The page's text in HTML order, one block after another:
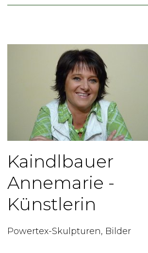
Kaindlbauer
Annemarie -
Künstlerin
Powertex-Skulpturen, Bilder